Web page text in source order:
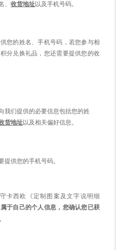
、 收货地址以及手机号码。
您的姓名、手机号码，若您参与相
分兑换礼品，您还需要提供您的收
我们提供的必要信息包括您的姓
货地址以及相关偏好信息。
提供您的手机号码。
卡西欧《定制图案及文字说明细
于自己的个人信息，您确认您已获